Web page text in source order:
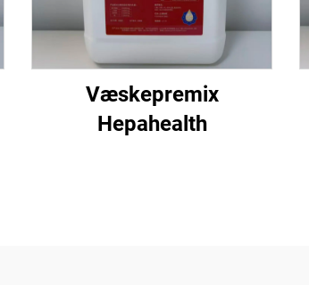
Væskepremix
Hepahealth